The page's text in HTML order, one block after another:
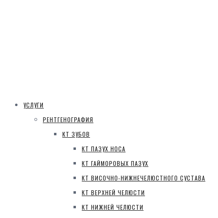
УСЛУГИ
РЕНТГЕНОГРАФИЯ
КТ ЗУБОВ
КТ ПАЗУХ НОСА
КТ ГАЙМОРОВЫХ ПАЗУХ
КТ ВИСОЧНО-НИЖНЕЧЕЛЮСТНОГО СУСТАВА
КТ ВЕРХНЕЙ ЧЕЛЮСТИ
КТ НИЖНЕЙ ЧЕЛЮСТИ